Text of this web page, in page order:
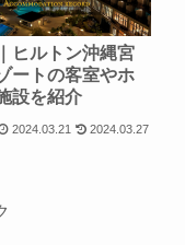
ヒルトン沖縄宮
ートの客室やホ
設を紹介
2024.03.21 2024.03.27